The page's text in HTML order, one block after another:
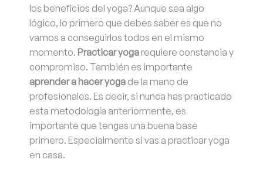
los beneficios del yoga? Aunque sea algo
lógico, lo primero que debes saber es que no
vamos a conseguirlos todos en el mismo
momento. Practicar yoga requiere constancia y
compromiso. También es importante
aprender a hacer yoga de la mano de
profesionales. Es decir, si nunca has practicado
esta metodología anteriormente, es
importante que tengas una buena base
primero. Especialmente si vas a practicar yoga
en casa.